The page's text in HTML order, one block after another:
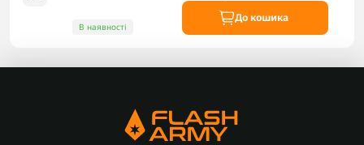
В наявності
До кошика